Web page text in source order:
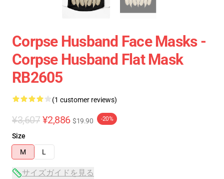
Corpse Husband Face Masks -
Corpse Husband Flat Mask
RB2605
(1 customer reviews)
¥3,607 ¥2,886 $19.90 -20%
Size
M
L
サイズガイドを見る